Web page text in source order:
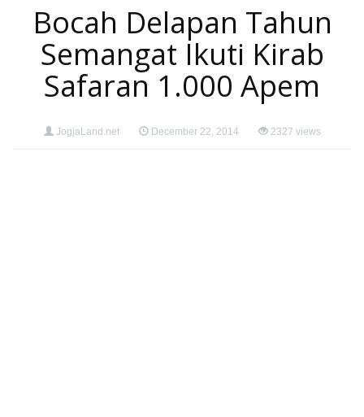
Bocah Delapan Tahun
Semangat Ikuti Kirab
Safaran 1.000 Apem
JogjaLand.net December 22, 2014 2327 views